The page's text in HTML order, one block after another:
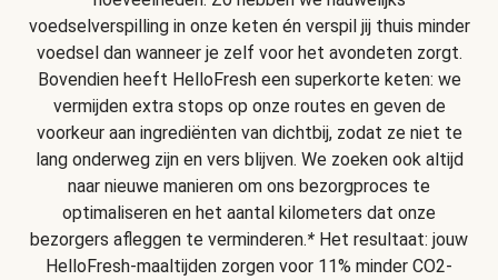
voedselverspilling in onze keten én verspil jij thuis minder
voedsel dan wanneer je zelf voor het avondeten zorgt.
Bovendien heeft HelloFresh een superkorte keten: we
vermijden extra stops op onze routes en geven de
voorkeur aan ingrediënten van dichtbij, zodat ze niet te
lang onderweg zijn en vers blijven. We zoeken ook altijd
naar nieuwe manieren om ons bezorgproces te
optimaliseren en het aantal kilometers dat onze
bezorgers afleggen te verminderen.* Het resultaat: jouw
HelloFresh-maaltijden zorgen voor 11% minder CO2-